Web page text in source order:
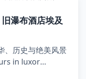
瀑布酒店埃及
、历史与绝美风景
in luxor
aswan from